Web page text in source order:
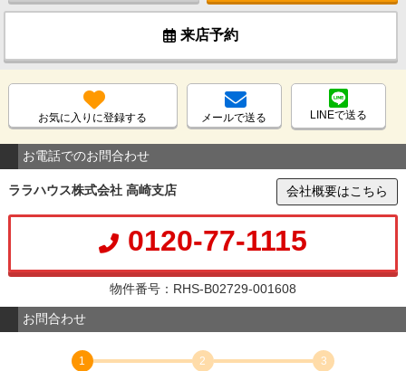
来店予約
お気に入りに登録する メールで送る LINEで送る
お電話でのお問合わせ
ララハウス株式会社 高崎支店 会社概要はこちら
0120-77-1115
物件番号：RHS-B02729-001608
お問合わせ
1
2
3